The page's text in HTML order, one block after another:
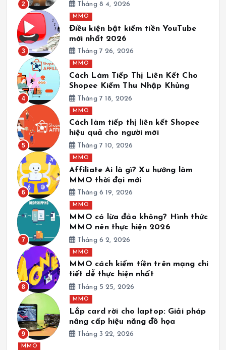
2 Tháng 8 4, 2026
3
MMO
Điều kiện bật kiếm tiền YouTube
mới nhất 2026
Tháng 7 26, 2026
4
MMO
Cách Làm Tiếp Thị Liên Kết Cho
Shopee Kiếm Thu Nhập Khủng
Tháng 7 18, 2026
5
MMO
Cách làm tiếp thị liên kết Shopee
hiệu quả cho người mới
Tháng 7 10, 2026
6
MMO
Affiliate Ai là gì? Xu hướng làm
MMO thời đại mới
Tháng 6 19, 2026
7
MMO
MMO có lừa đảo không? Hình thức
MMO nên thực hiện 2026
Tháng 6 2, 2026
8
MMO
MMO cách kiếm tiền trên mạng chi
tiết dễ thực hiện nhất
Tháng 5 25, 2026
9
MMO
Lắp card rời cho laptop: Giải pháp
nâng cấp hiệu năng đồ họa
Tháng 3 22, 2026
MMO